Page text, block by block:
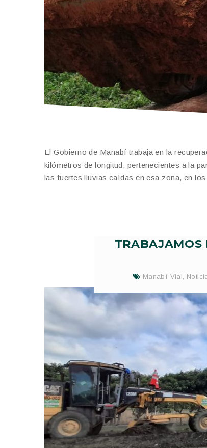
El Gobierno de Manabí trabaja en la
kilómetros de longitud, pertenecientes a la
las fuertes lluvias caídas en esa zona, en
TRABAJAMOS
Manabí Vial,